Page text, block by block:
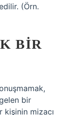
(Örn.
BIR
bir
mizacı